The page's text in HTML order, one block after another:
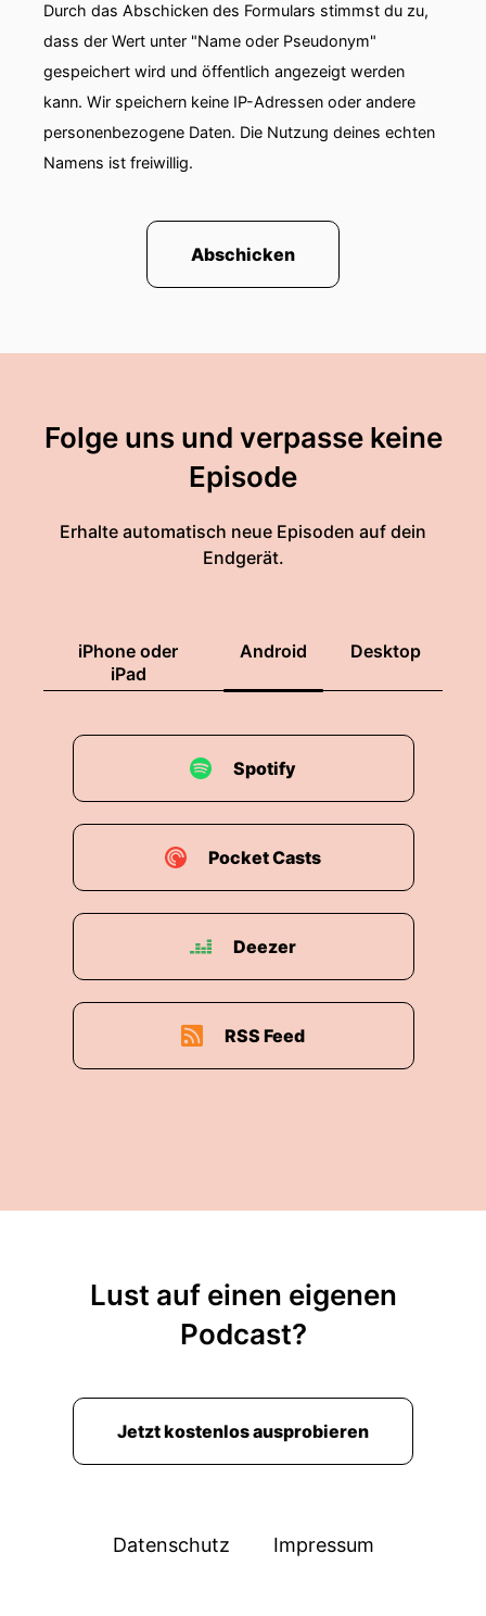
Durch das Abschicken des Formulars stimmst du zu,
dass der Wert unter "Name oder Pseudonym"
gespeichert wird und öffentlich angezeigt werden
kann. Wir speichern keine IP-Adressen oder andere
personenbezogene Daten. Die Nutzung deines echten
Namens ist freiwillig.
Abschicken
Folge uns und verpasse keine
Episode
Erhalte automatisch neue Episoden auf dein
Endgerät.
iPhone oder
iPad
Android Desktop
Spotify
Pocket Casts
Deezer
RSS Feed
Lust auf einen eigenen
Podcast?
Jetzt kostenlos ausprobieren
Datenschutz Impressum